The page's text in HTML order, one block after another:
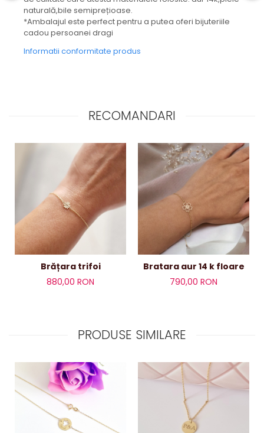
naturală,bile semiprețioase.
*Ambalajul este perfect pentru a putea oferi bijuteriile
cadou persoanei dragi
Informatii conformitate produs
RECOMANDARI
Brățara trifoi
880,00 RON
Bratara aur 14 k floare
790,00 RON
PRODUSE SIMILARE